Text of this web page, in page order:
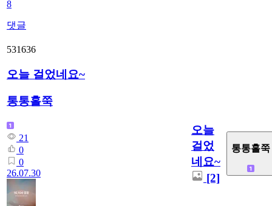
8
댓글
531636
오늘 걸었네요~
통통홀쭉
21
0
0
26.07.30
오늘
걸었
네요~
[2]
통통홀쭉